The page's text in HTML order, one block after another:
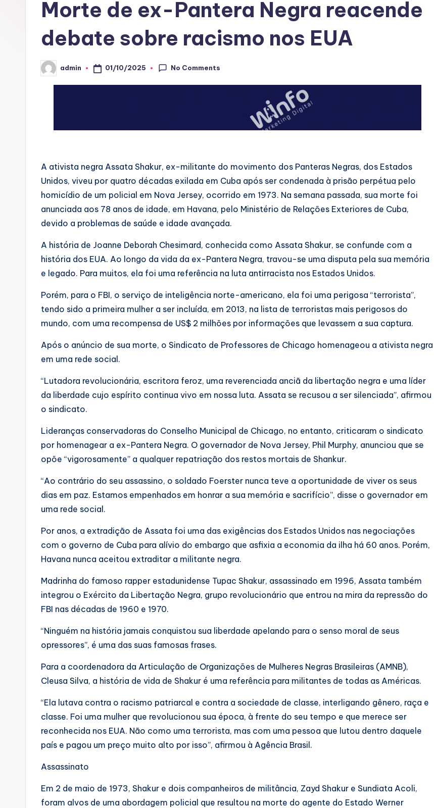
Morte de ex-Pantera Negra reacende
debate sobre racismo nos EUA
Posted
by
admin 01/10/2025 No Comments
A ativista negra Assata Shakur, ex-militante do movimento dos Panteras Negras, dos Estados
Unidos, viveu por quatro décadas exilada em Cuba após ser condenada à prisão perpétua pelo
homicídio de um policial em Nova Jersey, ocorrido em 1973. Na semana passada, sua morte foi
anunciada aos 78 anos de idade, em Havana, pelo Ministério de Relações Exteriores de Cuba,
devido a problemas de saúde e idade avançada.
A história de Joanne Deborah Chesimard, conhecida como Assata Shakur, se confunde com a
história dos EUA. Ao longo da vida da ex-Pantera Negra, travou-se uma disputa pela sua memória
e legado. Para muitos, ela foi uma referência na luta antirracista nos Estados Unidos.
Porém, para o FBI, o serviço de inteligência norte-americano, ela foi uma perigosa “terrorista”,
tendo sido a primeira mulher a ser incluída, em 2013, na lista de terroristas mais perigosos do
mundo, com uma recompensa de US$ 2 milhões por informações que levassem a sua captura.
Após o anúncio de sua morte, o Sindicato de Professores de Chicago homenageou a ativista negra
em uma rede social.
“Lutadora revolucionária, escritora feroz, uma reverenciada anciã da libertação negra e uma líder
da liberdade cujo espírito continua vivo em nossa luta. Assata se recusou a ser silenciada”, afirmou
o sindicato.
Lideranças conservadoras do Conselho Municipal de Chicago, no entanto, criticaram o sindicato
por homenagear a ex-Pantera Negra. O governador de Nova Jersey, Phil Murphy, anunciou que se
opõe “vigorosamente” a qualquer repatriação dos restos mortais de Shankur.
“Ao contrário do seu assassino, o soldado Foerster nunca teve a oportunidade de viver os seus
dias em paz. Estamos empenhados em honrar a sua memória e sacrifício”, disse o governador em
uma rede social.
Por anos, a extradição de Assata foi uma das exigências dos Estados Unidos nas negociações
com o governo de Cuba para alívio do embargo que asfixia a economia da ilha há 60 anos. Porém,
Havana nunca aceitou extraditar a militante negra.
Madrinha do famoso rapper estadunidense Tupac Shakur, assassinado em 1996, Assata também
integrou o Exército da Libertação Negra, grupo revolucionário que entrou na mira da repressão do
FBI nas décadas de 1960 e 1970.
“Ninguém na história jamais conquistou sua liberdade apelando para o senso moral de seus
opressores”, é uma das suas famosas frases.
Para a coordenadora da Articulação de Organizações de Mulheres Negras Brasileiras (AMNB),
Cleusa Silva, a história de vida de Shakur é uma referência para militantes de todas as Américas.
“Ela lutava contra o racismo patriarcal e contra a sociedade de classe, interligando gênero, raça e
classe. Foi uma mulher que revolucionou sua época, à frente do seu tempo e que merece ser
reconhecida nos EUA. Não como uma terrorista, mas com uma pessoa que lutou dentro daquele
país e pagou um preço muito alto por isso”, afirmou à Agência Brasil.
Assassinato
Em 2 de maio de 1973, Shakur e dois companheiros de militância, Zayd Shakur e Sundiata Acoli,
foram alvos de uma abordagem policial que resultou na morte do agente do Estado Werner